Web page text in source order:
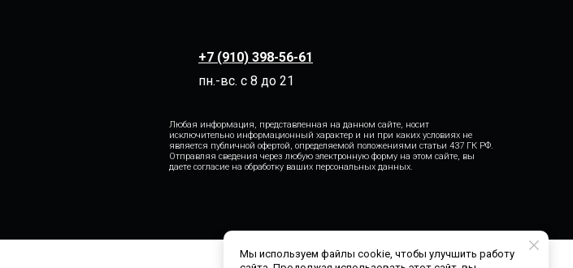
+7 (910) 398-56-61
пн.-вс. с 8 до 21
Любая информация, представленная на данном сайте, носит
исключительно информационный характер и ни при каких условиях не
является публичной офертой, определяемой положениями статьи 437 ГК РФ.
Отправляя сведения через любую электронную форму на этом сайте, вы
даете согласие на обработку ваших персональных данных.
Мы используем файлы cookie, чтобы улучшить работу